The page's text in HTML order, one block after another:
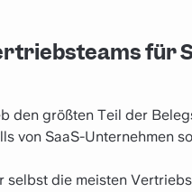
für
den größten Teil der
von SaaS-Unternehmen
die meisten